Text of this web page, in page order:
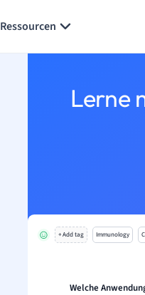
Ressourcen
Lerne
+ Add tag Immunology
Welche